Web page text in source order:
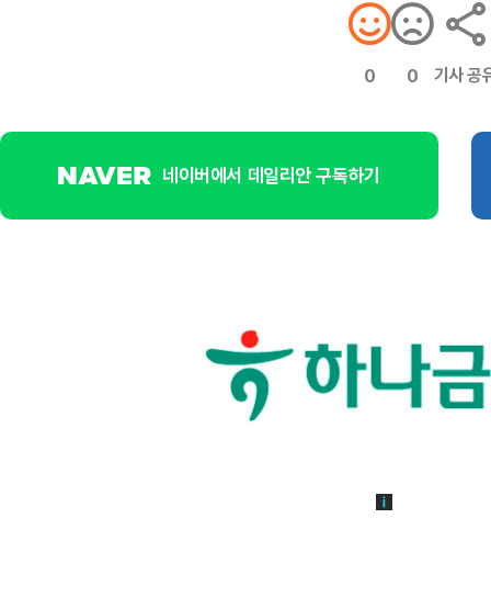
0 0 기사 공
네이버에서 데일리안 구독하기